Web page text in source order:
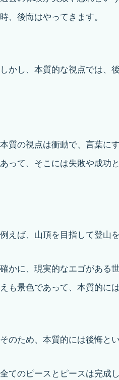
時、後悔はやってきます。
しかし、本質的な視点では、
本質の視点は衝動で、言葉に
あって、そこには失敗や成功
例えば、山頂を目指して登山
確かに、現実的なエゴがある
えも景色であって、本質的に
そのため、本質的には後悔と
全てのピースとピースは完成